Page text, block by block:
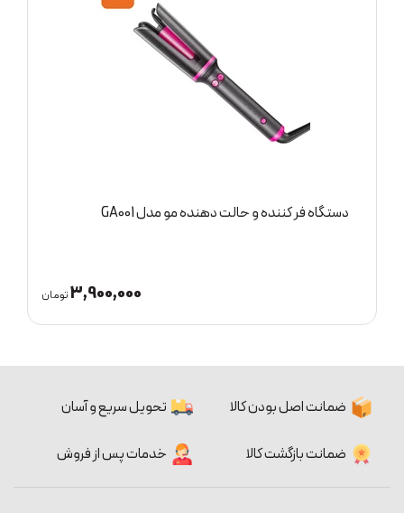
دستگاه فر کننده و حالت دهنده مو مدل GA001
3,900,000تومان
ضمانت اصل بودن کالا تحویل سریع و آسان
ضمانت بازگشت کالا خدمات پس از فروش